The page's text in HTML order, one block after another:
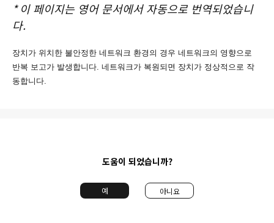
* 이 페이지는 영어 문서에서 자동으로 번역되었습니
다.
장치가 위치한 불안정한 네트워크 환경의 경우 네트워크의 영향으로
반복 보고가 발생합니다. 네트워크가 복원되면 장치가 정상적으로 작
동합니다.
도움이 되었습니까?
예 아니요